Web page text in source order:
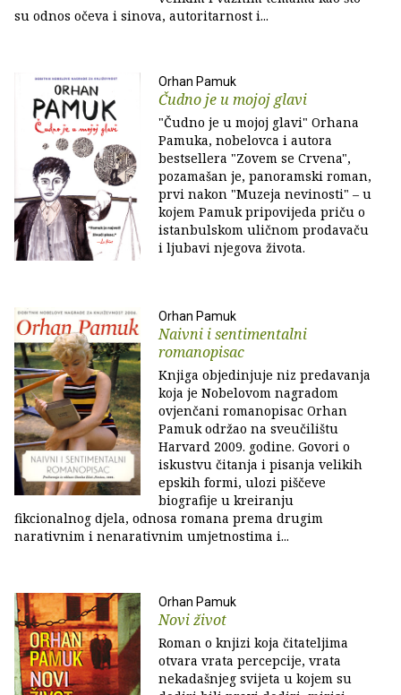
su odnos očeva i sinova, autoritarnost i...
Orhan Pamuk
Čudno je u mojoj glavi
"Čudno je u mojoj glavi" Orhana
Pamuka, nobelovca i autora
bestsellera "Zovem se Crvena",
pozamašan je, panoramski roman,
prvi nakon "Muzeja nevinosti" – u
kojem Pamuk pripovijeda priču o
istanbulskom uličnom prodavaču
i ljubavi njegova života.
Orhan Pamuk
Naivni i sentimentalni
romanopisac
Knjiga objedinjuje niz predavanja
koja je Nobelovom nagradom
ovjenčani romanopisac Orhan
Pamuk održao na sveučilištu
Harvard 2009. godine. Govori o
iskustvu čitanja i pisanja velikih
epskih formi, ulozi piščeve
biografije u kreiranju
fikcionalnog djela, odnosa romana prema drugim
narativnim i nenarativnim umjetnostima i...
Orhan Pamuk
Novi život
Roman o knjizi koja čitateljima
otvara vrata percepcije, vrata
nekadašnjeg svijeta u kojem su